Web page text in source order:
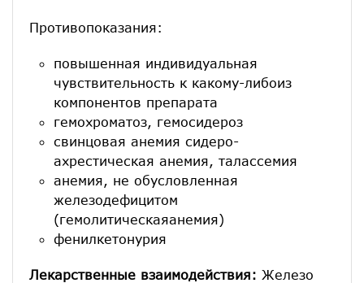
Противопоказания:
повышенная индивидуальная
чувствительность к какому-либоиз
компонентов препарата
гемохроматоз, гемосидероз
свинцовая анемия сидеро-
ахрестическая анемия, талассемия
анемия, не обусловленная
железодефицитом
(гемолитическаяанемия)
фенилкетонурия
Лекарственные взаимодействия: Железо